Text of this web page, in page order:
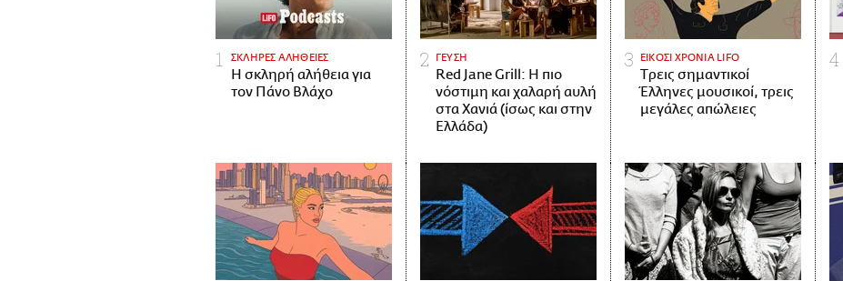
ΣΚΛΗΡΕΣ ΑΛΗΘΕΙΕΣ
H σκληρή αλήθεια για
τον Πάνο Βλάχο
ΓΕΥΣΗ
Red Jane Grill: Η πιο
νόστιμη και χαλαρή αυλή
στα Χανιά (ίσως και στην
Ελλάδα)
ΕΙΚΟΣΙ ΧΡΟΝΙΑ LIFO
Tρεις σημαντικοί
Έλληνες μουσικοί, τρεις
μεγάλες απώλειες